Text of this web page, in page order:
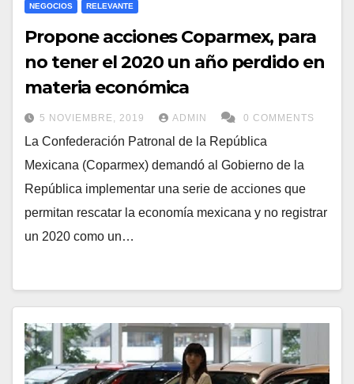
NEGOCIOS RELEVANTE
Propone acciones Coparmex, para
no tener el 2020 un año perdido en
materia económica
5 NOVIEMBRE, 2019 ADMIN 0 COMMENTS
La Confederación Patronal de la República
Mexicana (Coparmex) demandó al Gobierno de la
República implementar una serie de acciones que
permitan rescatar la economía mexicana y no registrar
un 2020 como un…